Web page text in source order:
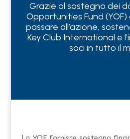
Grazie al sostegno dei
Opportunities Fund (YOF)
passare all’azione,
Key Club International e
soci in tutto il